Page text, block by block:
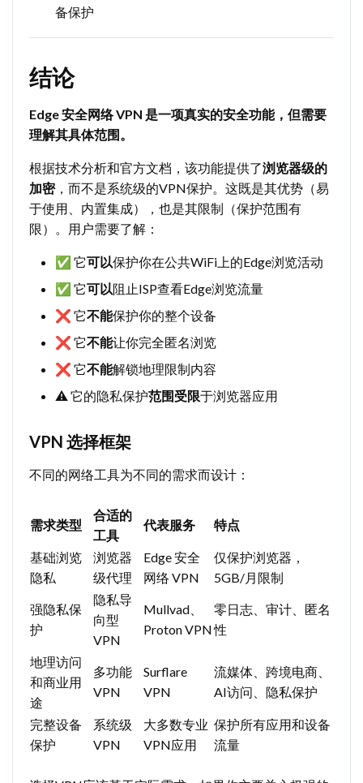
备保护
结论
Edge 安全网络 VPN 是一项真实的安全功能，但需要
理解其具体范围。
根据技术分析和官方文档，该功能提供了浏览器级的
加密，而不是系统级的VPN保护。这既是其优势（易
于使用、内置集成），也是其限制（保护范围有
限）。用户需要了解：
✅ 它可以保护你在公共WiFi上的Edge浏览活动
✅ 它可以阻止ISP查看Edge浏览流量
❌ 它不能保护你的整个设备
❌ 它不能让你完全匿名浏览
❌ 它不能解锁地理限制内容
⚠️ 它的隐私保护范围受限于浏览器应用
VPN 选择框架
不同的网络工具为不同的需求而设计：
需求类型
合适的
工具
代表服务 特点
基础浏览
隐私
浏览器
级代理
Edge 安全
网络 VPN
仅保护浏览器，
5GB/月限制
强隐私保
护
隐私导
向型
VPN
Mullvad、
Proton VPN
零日志、审计、匿名
性
地理访问
和商业用
途
多功能
VPN
Surflare
VPN
流媒体、跨境电商、
AI访问、隐私保护
完整设备
保护
系统级
VPN
大多数专业
VPN应用
保护所有应用和设备
流量